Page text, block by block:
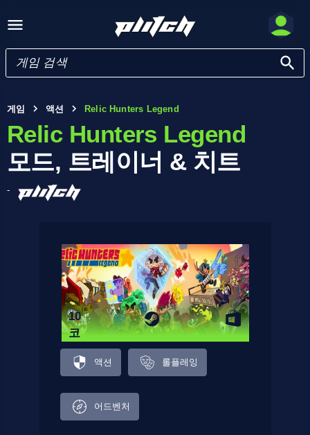
게임 액션 Relic Hunters Legend
Relic Hunters Legend
모드, 트레이너 & 치트
-
10
코
드
액션 롤플레잉
어드벤처